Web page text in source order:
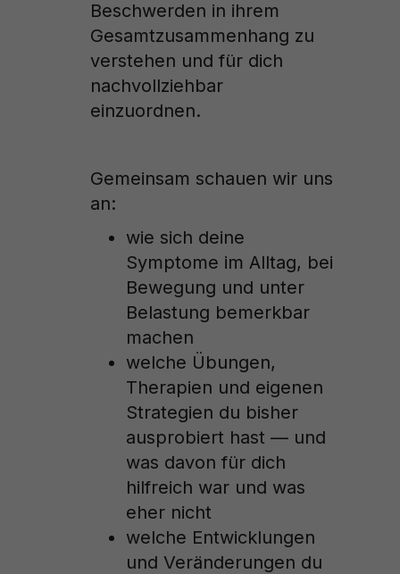
Beschwerden in ihrem
Gesamtzusammenhang zu
verstehen und für dich
nachvollziehbar
einzuordnen.
Gemeinsam schauen wir uns
an:
wie sich deine
Symptome im Alltag, bei
Bewegung und unter
Belastung bemerkbar
machen
welche Übungen,
Therapien und eigenen
Strategien du bisher
ausprobiert hast — und
was davon für dich
hilfreich war und was
eher nicht
welche Entwicklungen
und Veränderungen du